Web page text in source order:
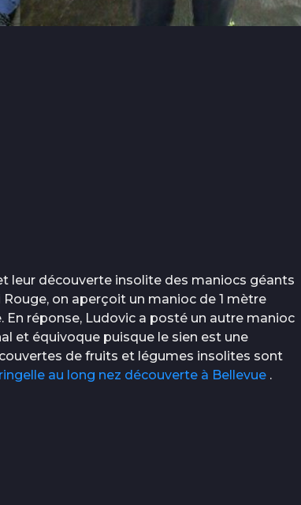
leur découverte insolite des maniocs géants
on aperçoit un manioc de 1 mètre
réponse, Ludovic a posté un autre manioc
et équivoque puisque le sien est une
de fruits et légumes insolites sont
au long nez découverte à Bellevue .